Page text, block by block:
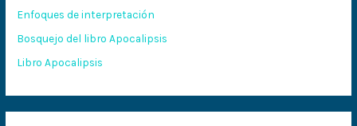
r
:
Enfoques de interpretación
Bosquejo del libro Apocalipsis
Libro Apocalipsis